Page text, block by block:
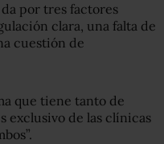
por tres factores
clara, una falta de
cuestión de
que tiene tanto de
exclusivo de las clínicas